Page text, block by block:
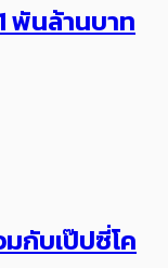
พันล้านบาท
มกับเป๊ปซี่โค